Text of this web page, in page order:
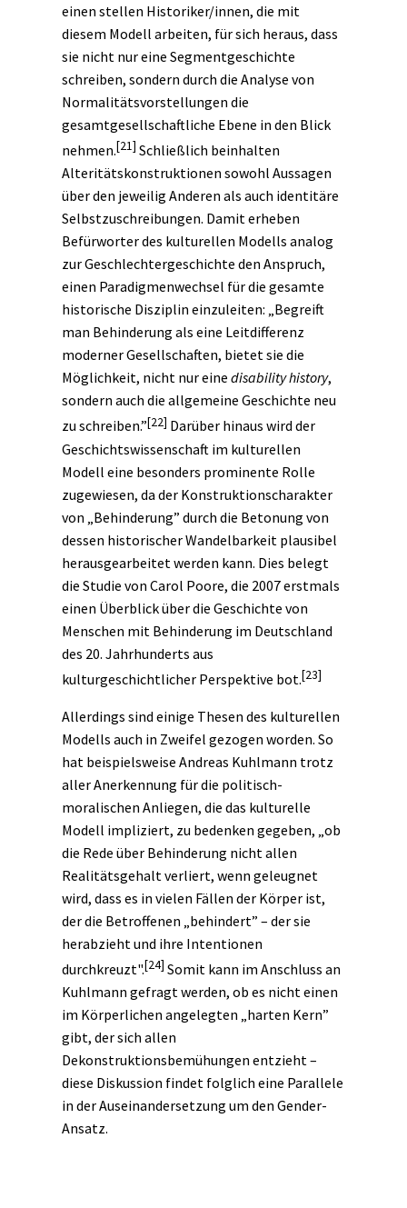
einen stellen Historiker/innen, die mit
diesem Modell arbeiten, für sich heraus, dass
sie nicht nur eine Segmentgeschichte
schreiben, sondern durch die Analyse von
Normalitätsvorstellungen die
gesamtgesellschaftliche Ebene in den Blick
nehmen.[21] Schließlich beinhalten
Alteritätskonstruktionen sowohl Aussagen
über den jeweilig Anderen als auch identitäre
Selbstzuschreibungen. Damit erheben
Befürworter des kulturellen Modells analog
zurGeschlechtergeschichte den Anspruch,
einen Paradigmenwechsel für die gesamte
historische Disziplin einzuleiten: „Begreift
man Behinderung als eine Leitdifferenz
moderner Gesellschaften, bietet sie die
Möglichkeit, nicht nur eine disability history,
sondern auch die allgemeine Geschichte neu
zu schreiben.”[22] Darüber hinaus wird der
Geschichtswissenschaft im kulturellen
Modell eine besonders prominente Rolle
zugewiesen, da der Konstruktionscharakter
von „Behinderung” durch die Betonung von
dessen historischer Wandelbarkeit plausibel
herausgearbeitet werden kann. Dies belegt
die Studie von Carol Poore, die 2007 erstmals
einen Überblick über die Geschichte von
Menschen mit Behinderung im Deutschland
des 20. Jahrhunderts aus
kulturgeschichtlicher Perspektive bot.[23]
Allerdings sind einige Thesen des kulturellen
Modells auch in Zweifel gezogen worden. So
hat beispielsweise Andreas Kuhlmann trotz
aller Anerkennung für die politisch-
moralischen Anliegen, die das kulturelle
Modell impliziert, zu bedenken gegeben, „ob
die Rede über Behinderung nicht allen
Realitätsgehalt verliert, wenn geleugnet
wird, dass es in vielen Fällen der Körper ist,
der die Betroffenen „behindert” – der sie
herabzieht und ihre Intentionen
durchkreuzt".[24] Somit kann im Anschluss an
Kuhlmann gefragt werden, ob es nicht einen
im Körperlichen angelegten „harten Kern”
gibt, der sich allen
Dekonstruktionsbemühungen entzieht –
diese Diskussion findet folglich eine Parallele
in der Auseinandersetzung um den Gender-
Ansatz.